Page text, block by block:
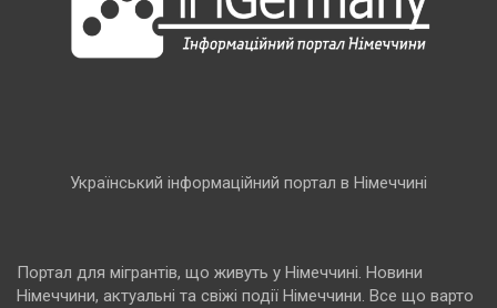
Український інформаційний портал в Німеччині
Портал для мігрантів, що живуть у Німеччині. Новини
Німеччини, актуальні та свіжі події Німеччини. Все що варто